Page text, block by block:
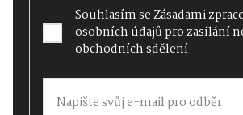
Souhlasím seZásadami
osobních údajůpro zasílání
obchodních sdělení